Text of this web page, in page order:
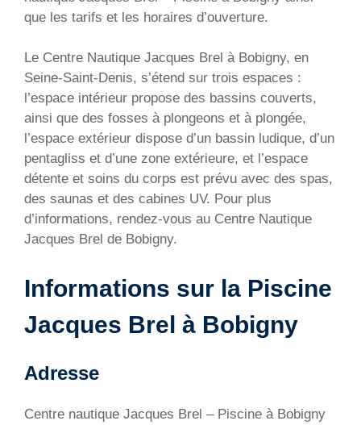
que les tarifs et les horaires d’ouverture.
Le Centre Nautique Jacques Brel à Bobigny, en
Seine-Saint-Denis, s’étend sur trois espaces :
l’espace intérieur propose des bassins couverts,
ainsi que des fosses à plongeons et à plongée,
l’espace extérieur dispose d’un bassin ludique, d’un
pentagliss et d’une zone extérieure, et l’espace
détente et soins du corps est prévu avec des spas,
des saunas et des cabines UV. Pour plus
d’informations, rendez-vous au Centre Nautique
Jacques Brel de Bobigny.
Informations sur la Piscine
Jacques Brel à Bobigny
Adresse
Centre nautique Jacques Brel – Piscine à Bobigny